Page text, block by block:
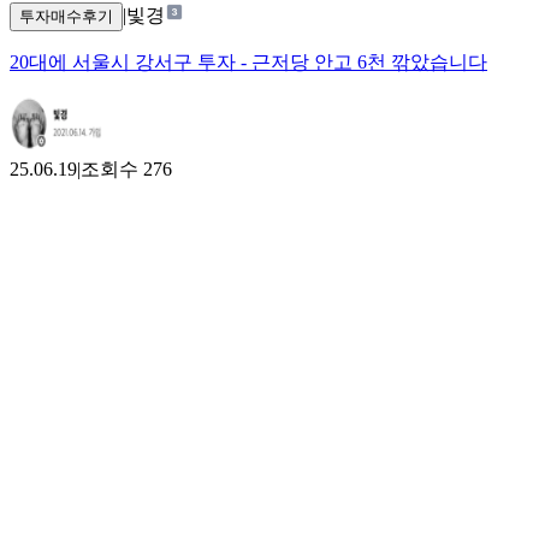
투자매수후기 |빛경
20대에 서울시 강서구 투자 - 근저당 안고 6천 깎았습니다
25.06.19|조회수 276